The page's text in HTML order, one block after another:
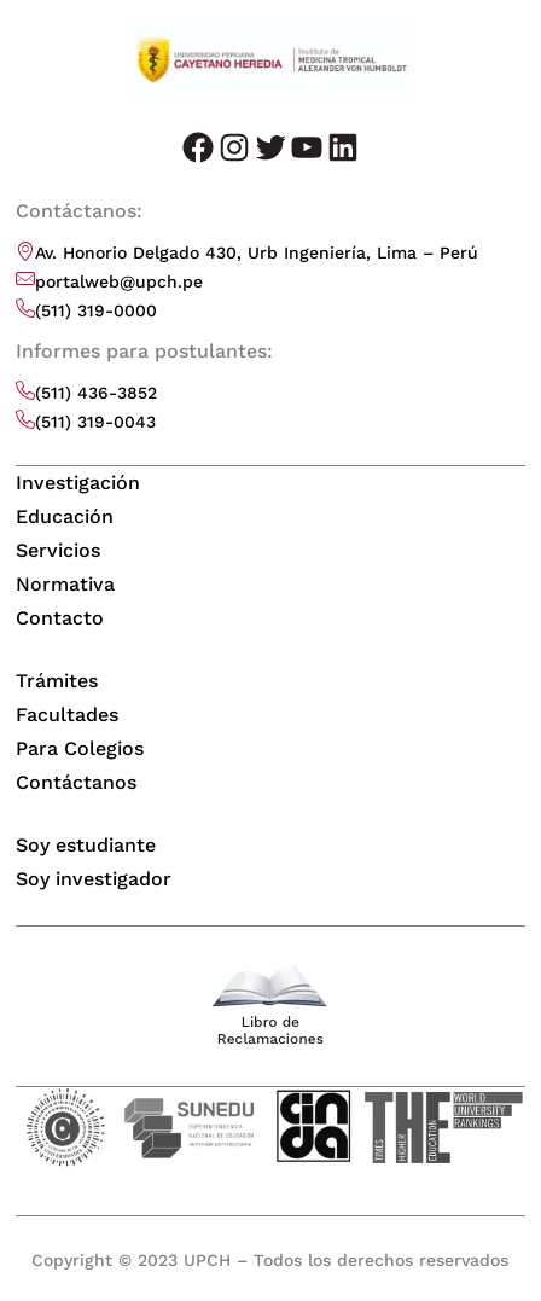
facebook instagram twitter youtube LinkedIn
Contáctanos:
Av. Honorio Delgado 430, Urb Ingeniería, Lima – Perú
portalweb@upch.pe
(511) 319-0000
Informes para postulantes:
(511) 436-3852
(511) 319-0043
Investigación
Educación
Servicios
Normativa
Contacto
Trámites
Facultades
Para Colegios
Contáctanos
Soy estudiante
Soy investigador
Copyright © 2023 UPCH – Todos los derechos reservados